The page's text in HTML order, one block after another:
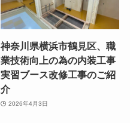
神奈川県横浜市鶴見区、職
業技術向上の為の内装工事
実習ブース改修工事のご紹
介
2026年4月3日